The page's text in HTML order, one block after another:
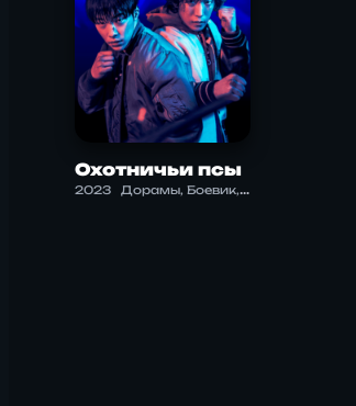
Охотничьи псы
2023 Дорамы, Боевик, Драма, Нуар